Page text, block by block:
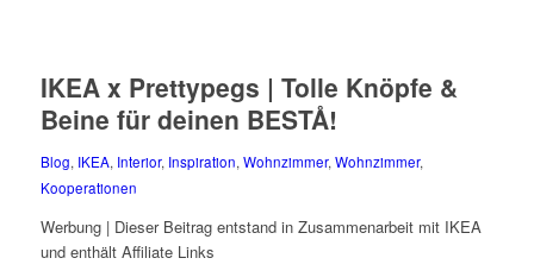
IKEA x Prettypegs | Tolle Knöpfe &
Beine für deinen BESTÅ!
Blog, IKEA, Interior, Inspiration,Wohnzimmer,Wohnzimmer,
Kooperationen
Werbung | Dieser Beitrag entstand in Zusammenarbeit mit IKEA
und enthält Affiliate Links